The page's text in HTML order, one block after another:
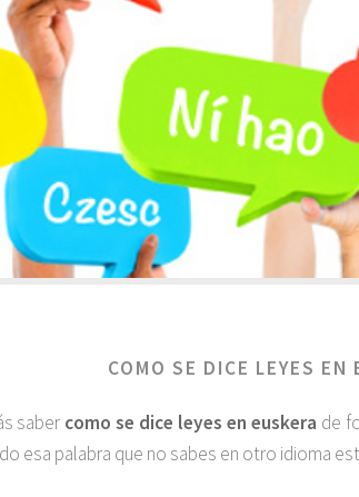
COMO SE DICE LEYES EN
saber como se dice leyes en euskera de
esa palabra que no sabes en otro idioma